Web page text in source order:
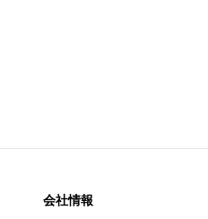
会社情報